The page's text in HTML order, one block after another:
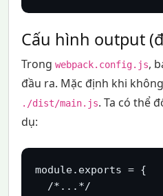
Cấu hình output
Trong webpack.config.js,
đầu ra. Mặc định khi
./dist/main.js. Ta có thể
dụ:
module.exports = {
  /*...*/